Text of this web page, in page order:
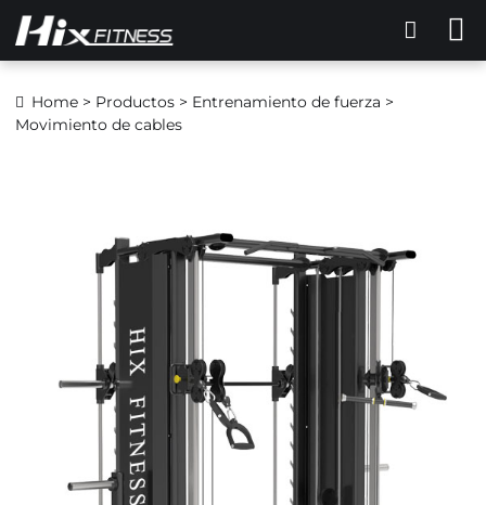
Home > Productos > Entrenamiento de fuerza >
Movimiento de cables